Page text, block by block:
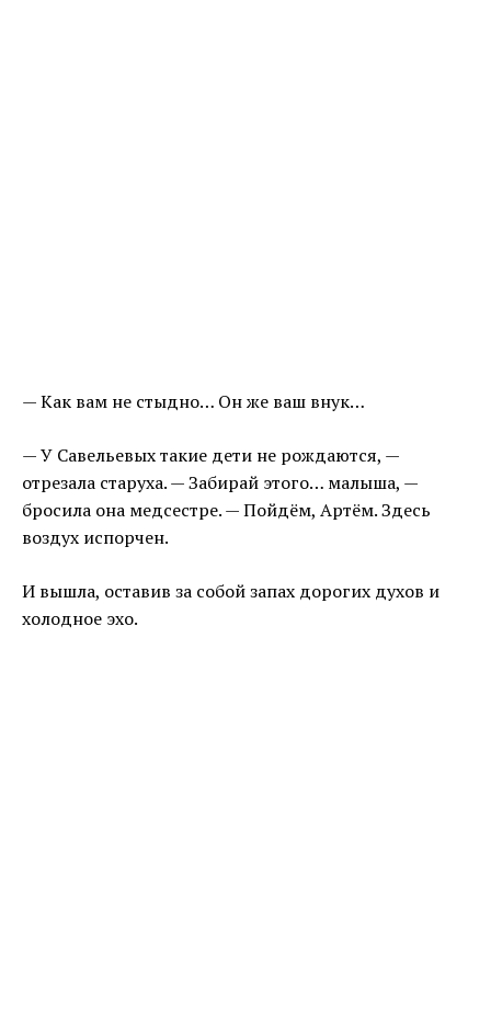
— Как вам не стыдно… Он же ваш внук…
— У Савельевых такие дети не рождаются, —
отрезала старуха. — Забирай этого… малыша, —
бросила она медсестре. — Пойдём, Артём. Здесь
воздух испорчен.
И вышла, оставив за собой запах дорогих духов и
холодное эхо.